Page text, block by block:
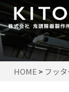
HOME > フッ